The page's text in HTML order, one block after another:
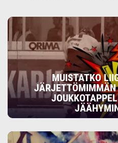
MUISTATKO
JÄRJETTÖMIMMÄN